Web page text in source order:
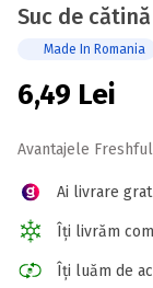
Suc de
Made In Romania
6,49 Lei
Avantajele
Ai livrare
Îți livrăm
Îți luăm de